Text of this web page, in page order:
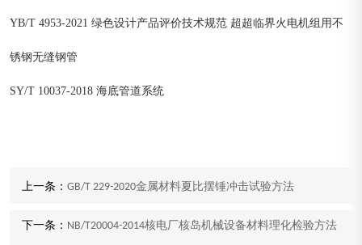
YB/T 4953-2021 绿色设计产品评价技术规范 超超临界火电机组用不
锈钢无缝钢管
SY/T 10037-2018 海底管道系统
上一条： GB/T 229-2020金属材料夏比摆锤冲击试验方法
下一条： NB/T20004-2014核电厂核岛机械设备材料理化检验方法